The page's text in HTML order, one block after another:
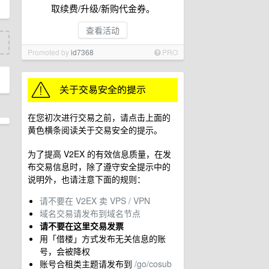
取续费/升级/新购代金券。
查看活动
Promoted byid7368 PRO
在您初次进行交易之前，请点击上面的
黄色横条阅读关于交易安全的提示。
为了提高 V2EX 的有效信息质量，在发
布交易信息时，除了遵守安全提示中的
说明外，也请注意下面的规则：
请不要在 V2EX 卖 VPS / VPN
域名交易请发布到域名节点
请不要在这里交易发票
用「借楼」方式发布无关信息的账
号，会被降权
账号合租类主题请发布到 /go/cosub